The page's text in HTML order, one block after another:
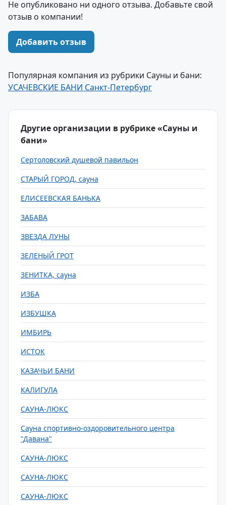
Не опубликовано ни одного отзыва. Добавьте свой
отзыв о компании!
Добавить отзыв
Популярная компания из рубрики Сауны и бани:
УСАЧЕВСКИЕ БАНИ Санкт-Петербург
Другие организации в рубрике «Сауны и
бани»
Сертоловский душевой павильон
СТАРЫЙ ГОРОД, сауна
ЕЛИСЕЕВСКАЯ БАНЬКА
ЗАБАВА
ЗВЕЗДА ЛУНЫ
ЗЕЛЕНЫЙ ГРОТ
ЗЕНИТКА, сауна
ИЗБА
ИЗБУШКА
ИМБИРЬ
ИСТОК
КАЗАЧЬИ БАНИ
КАЛИГУЛА
САУНА-ЛЮКС
Сауна спортивно-оздоровительного центра
"Давана"
САУНА-ЛЮКС
САУНА-ЛЮКС
САУНА-ЛЮКС